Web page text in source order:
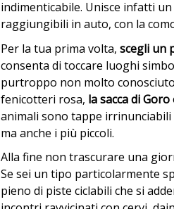
indimenticabile. Unisce infatti
raggiungibili in auto, con la
Per la tua prima volta, scegli un
consenta di toccare luoghi
purtroppo non molto
fenicotteri rosa, la sacca di
animali sono tappe
ma anche i più piccoli.
Alla fine non trascurare una
Se sei un tipo particolarmente
pieno di piste ciclabili che si